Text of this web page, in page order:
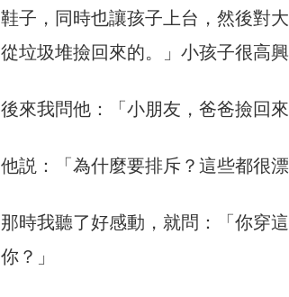
鞋子，同時也讓孩子上台，然後對
從垃圾堆撿回來的。」小孩子很高興
後來我問他：「小朋友，爸爸撿回
他説：「為什麼要排斥？這些都很
那時我聽了好感動，就問：「你穿
你？」